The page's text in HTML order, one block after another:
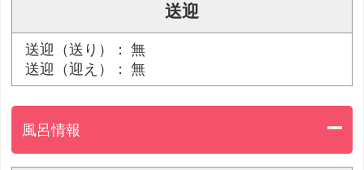
送迎
送迎（送り）： 無
送迎（迎え）： 無
風呂情報